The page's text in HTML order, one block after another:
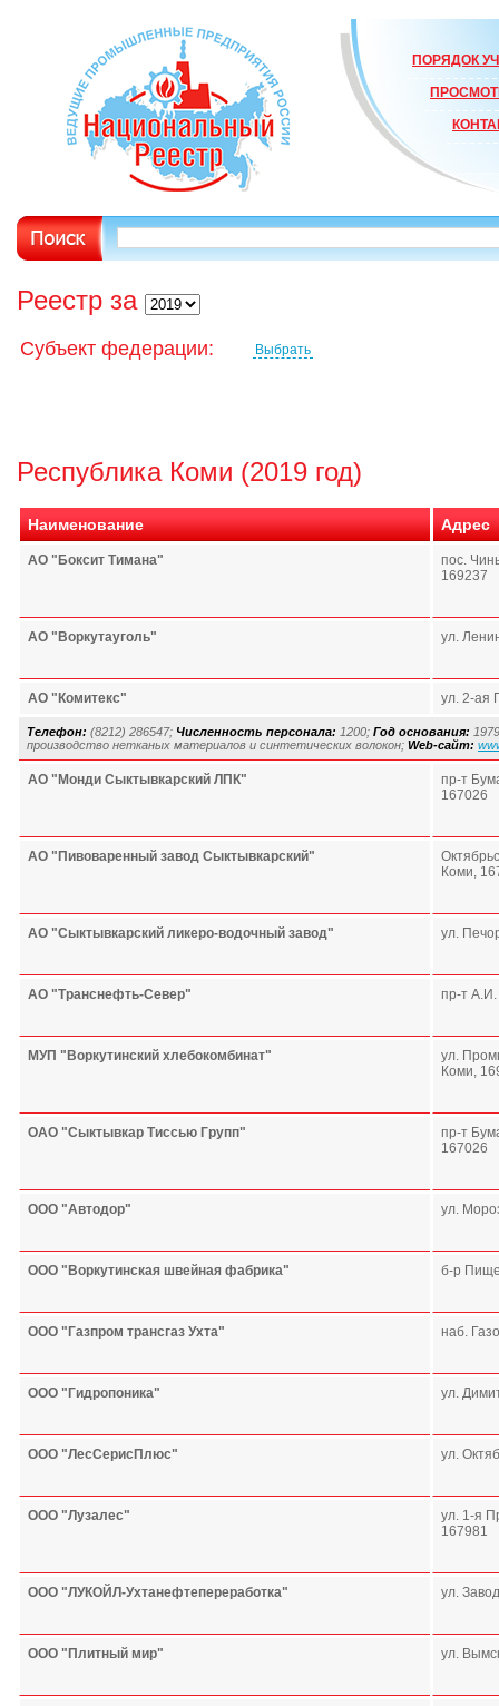
ПОРЯДОК
Реестр за
Субъект федерации: Выбрать
Республика Коми (2019 год)
Наименование Адрес
АО "Боксит Тимана"
пос.
169237
АО "Воркутауголь" ул.
АО "Комитекс" ул. 2-ая
Телефон: (8212) 286547; Численность персонала: 1200; Год основания:
производство нетканых материалов и синтетических волокон; Web-сайт:
АО "Монди Сыктывкарский ЛПК"
пр-т
167026
АО "Пивоваренный завод Сыктывкарский"
Коми,
АО "Сыктывкарский ликеро-водочный завод" ул.
АО "Транснефть-Север" пр-т А.И.
МУП "Воркутинский хлебокомбинат"
ул.
Коми,
ОАО "Сыктывкар Тиссью Групп"
пр-т
167026
ООО "Автодор" ул.
ООО "Воркутинская швейная фабрика" б-р
ООО "Газпром трансгаз Ухта" наб.
ООО "Гидропоника" ул.
ООО "ЛесСерисПлюс" ул.
ООО "Лузалес"
ул. 1-я
167981
ООО "ЛУКОЙЛ-Ухтанефтепереработка" ул.
ООО "Плитный мир" ул.